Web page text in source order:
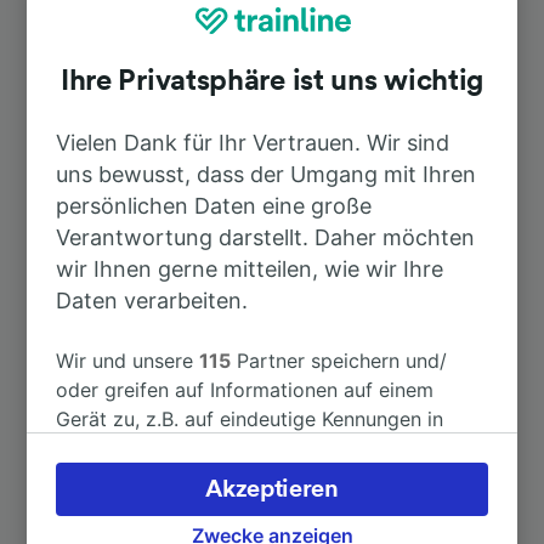
Top Strecken ab Hallstadt (b
Dauer
Nach Innsbruck Hbf
Nach Füssen 4h 48min
Nach Lichtenfels 21min
Nach Mannheim 3h 25min
Ihre Privatsphäre ist uns wichtig
Vielen Dank für Ihr Vertrauen. Wir sind
uns bewusst, dass der Umgang mit Ihren
persönlichen Daten eine große
Verantwortung darstellt. Daher möchten
wir Ihnen gerne mitteilen, wie wir Ihre
Daten verarbeiten.
Wir und unsere115 Partner speichern und/
oder greifen auf Informationen auf einem
Gerät zu, z.B. auf eindeutige Kennungen in
verarbeiten. Sie können Ihre Präferenzen
akzeptieren oder verwalten, einschließlich
Ihres Widerspruchsrechts bei berechtigtem
Zwecke anzeigen
Akzeptieren